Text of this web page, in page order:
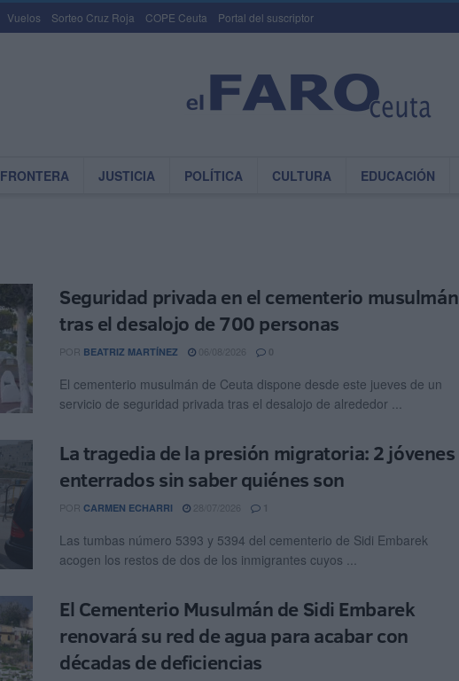
Vuelos Sorteo Cruz Roja COPE Ceuta Portal del suscriptor
FRONTERA JUSTICIA POLÍTICA CULTURA EDUCACIÓN
Seguridad privada en el cementerio musulmán
tras el desalojo de 700 personas
POR BEATRIZ MARTÍNEZ 0
El cementerio musulmán de Ceuta dispone desde este jueves de un
servicio de seguridad privada tras el desalojo de alrededor ...
La tragedia de la presión migratoria: 2 jóvenes
enterrados sin saber quiénes son
POR CARMEN ECHARRI 28/07/2026 1
Las tumbas número 5393 y 5394 del cementerio de Sidi Embarek
acogen los restos de dos de los inmigrantes cuyos ...
El Cementerio Musulmán de Sidi Embarek
renovará su red de agua para acabar con
décadas de deficiencias